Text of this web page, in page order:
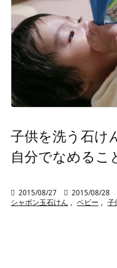
子供を洗う石け
自分でなめるこ
 2015/08/27  2015/08/28
シャボン玉石けん , ベビー , 子